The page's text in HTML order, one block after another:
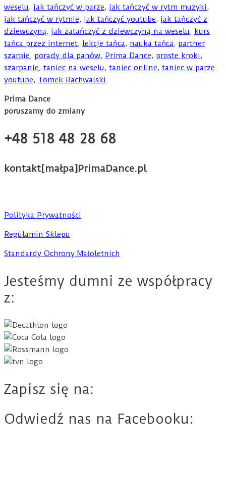
weselu, jak tańczyć w parze, jak tańczyć w rytm muzyki,
jak tańczyć w rytmie, jak tańczyć youtube, jak tańczyć z
dziewczyną, jak zatańczyć z dziewczyną na weselu, kurs
tańca przez internet, lekcje tańca, nauka tańca, partner
szarpie, porady dla panów, Prima Dance, proste kroki,
szarpanie, taniec na weselu, taniec online, taniec w parze
youtube, Tomek Rachwalski
Prima Dance
poruszamy do zmiany
+48 518 48 28 68
kontakt[małpa]PrimaDance.pl
Polityka Prywatności
Regulamin Sklepu
Standardy Ochrony Małoletnich
Jesteśmy dumni ze współpracy
z:
Zapisz się na:
Odwiedź nas na Facebooku: